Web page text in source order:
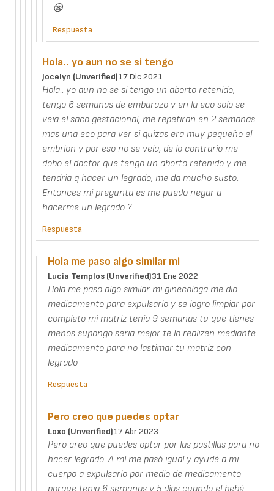
😪
Respuesta
Hola.. yo aun no se si tengo
Jocelyn (unverified)17 Dic 2021
Hola.. yo aun no se si tengo un aborto retenido,
tengo 6 semanas de embarazo y en la eco solo se
veia el saco gestacional, me repetiran en 2 semanas
mas una eco para ver si quizas era muy pequeño el
embrion y por eso no se veia, de lo contrario me
dobo el doctor que tengo un aborto retenido y me
tendria q hacer un legrado, me da mucho susto.
Entonces mi pregunta es me puedo negar a
hacerme un legrado ?
Respuesta
Hola me paso algo similar mi
Lucia Templos (unverified)31 Ene 2022
Hola me paso algo similar mi ginecologa me dio
medicamento para expulsarlo y se logro limpiar por
completo mi matriz tenia 9 semanas tu que tienes
menos supongo seria mejor te lo realizen mediante
medicamento para no lastimar tu matriz con
legrado
Respuesta
Pero creo que puedes optar
Loxo (unverified)17 Abr 2023
Pero creo que puedes optar por las pastillas para no
hacer legrado. A mí me pasó igual y ayudé a mi
cuerpo a expulsarlo por medio de medicamento